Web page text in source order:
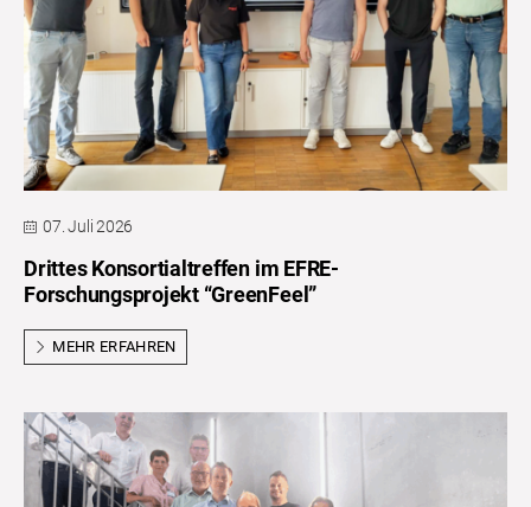
07. Juli 2026
Drittes Konsortialtreffen im EFRE-
Forschungsprojekt “GreenFeel”
MEHR ERFAHREN